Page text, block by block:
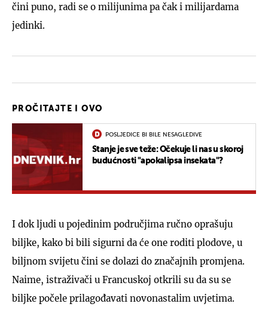
čini puno, radi se o milijunima pa čak i milijardama
jedinki.
PROČITAJTE I OVO
POSLJEDICE BI BILE NESAGLEDIVE
Stanje je sve teže: Očekuje li nas u skoroj
budućnosti "apokalipsa insekata"?
I dok ljudi u pojedinim područjima ručno oprašuju
biljke, kako bi bili sigurni da će one roditi plodove, u
biljnom svijetu čini se dolazi do značajnih promjena.
Naime, istraživači u Francuskoj otkrili su da su se
biljke počele prilagođavati novonastalim uvjetima.